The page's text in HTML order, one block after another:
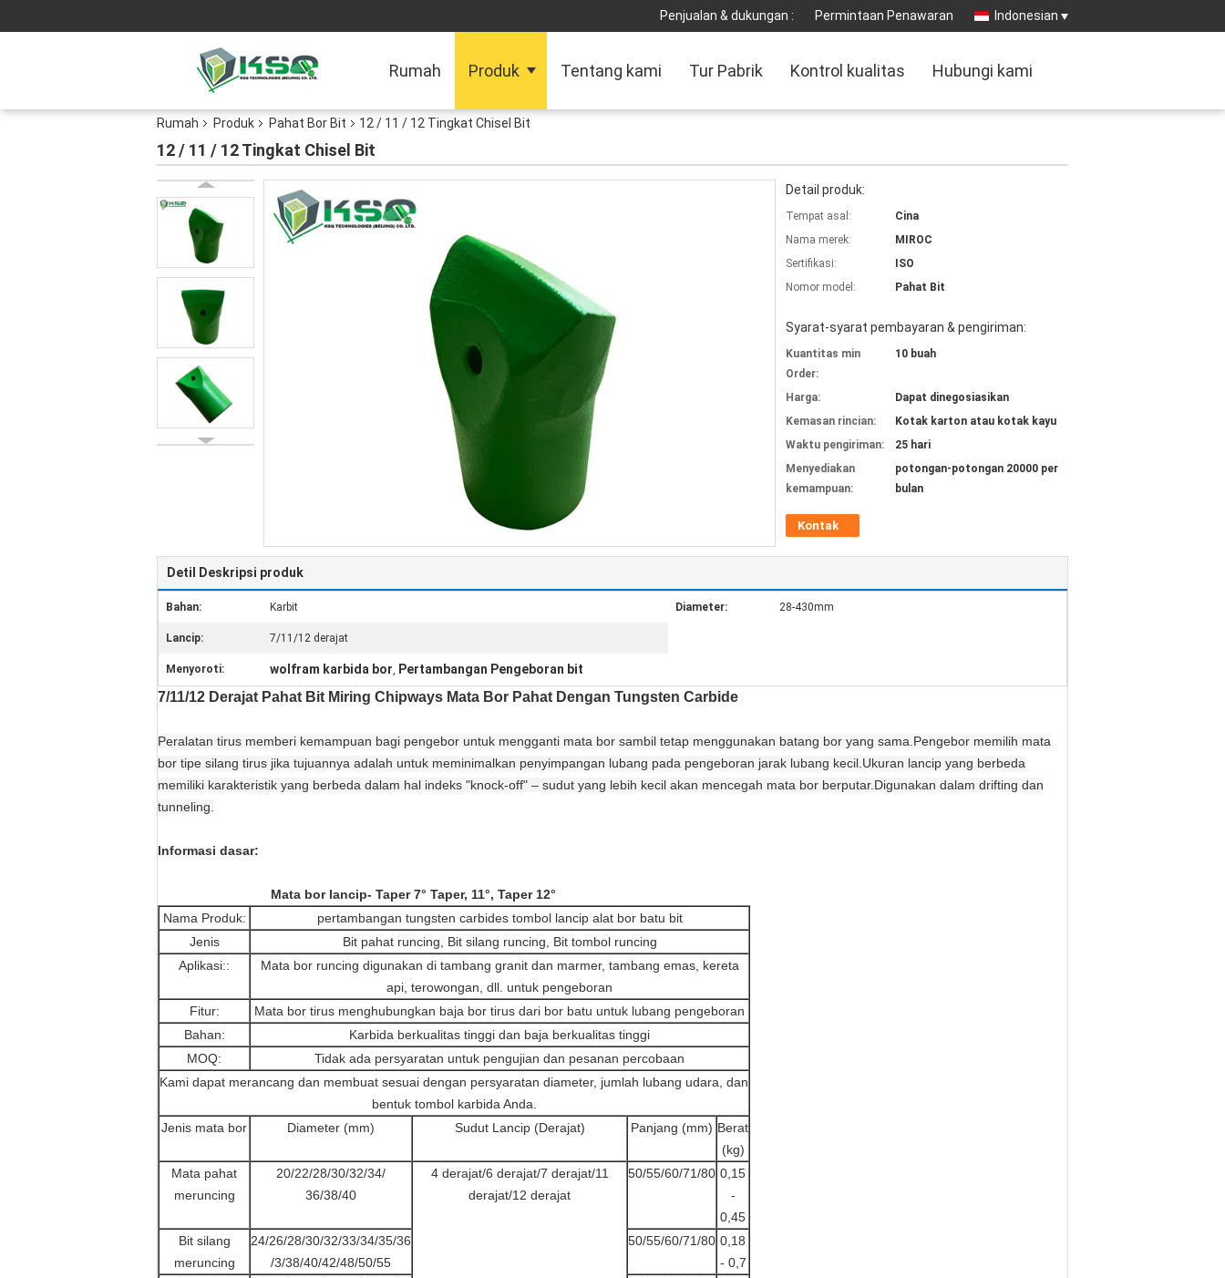
Penjualan & dukungan : Permintaan Penawaran Indonesian
Rumah Produk Tentang kami Tur Pabrik Kontrol kualitas Hubungi kami
Rumah Produk Pahat Bor Bit 12 / 11 / 12 Tingkat Chisel Bit
12 / 11 / 12 Tingkat Chisel Bit
Detail produk:
Tempat asal:
Cina
Nama merek:
MIROC
Sertifikasi:
ISO
Nomor model:
Pahat Bit
Syarat-syarat pembayaran & pengiriman:
Kuantitas min
Order:
10 buah
Harga:
Dapat dinegosiasikan
Kemasan rincian:
Kotak karton atau kotak kayu
Waktu pengiriman:
25 hari
Menyediakan
kemampuan:
potongan-potongan 20000 per
bulan
Kontak
Detil Deskripsi produk
Bahan: Karbit Diameter: 28-430mm
Lancip: 7/11/12 derajat
Menyoroti: wolfram karbida bor, Pertambangan Pengeboran bit
7/11/12 Derajat Pahat Bit Miring Chipways Mata Bor Pahat Dengan Tungsten Carbide
Peralatan tirus memberi kemampuan bagi pengebor untuk mengganti mata bor sambil tetap menggunakan batang bor yang sama.Pengebor memilih mata
bor tipe silang tirus jika tujuannya adalah untuk meminimalkan penyimpangan lubang pada pengeboran jarak lubang kecil.Ukuran lancip yang berbeda
memiliki karakteristik yang berbeda dalam hal indeks "knock-off" – sudut yang lebih kecil akan mencegah mata bor berputar.Digunakan dalam drifting dan
tunneling.
Informasi dasar:
Mata bor lancip- Taper 7° Taper, 11°, Taper 12°
Nama Produk:
pertambangan tungsten carbides tombol lancip alat bor batu bit
Jenis
Bit pahat runcing, Bit silang runcing, Bit tombol runcing
Aplikasi::
Mata bor runcing digunakan di tambang granit dan marmer, tambang emas, kereta
api, terowongan, dll. untuk pengeboran
Fitur:
Mata bor tirus menghubungkan baja bor tirus dari bor batu untuk lubang pengeboran
Bahan:
Karbida berkualitas tinggi dan baja berkualitas tinggi
MOQ:
Tidak ada persyaratan untuk pengujian dan pesanan percobaan
Kami dapat merancang dan membuat sesuai dengan persyaratan diameter, jumlah lubang udara, dan
bentuk tombol karbida Anda.
Jenis mata bor
Diameter (mm) Sudut Lancip (Derajat) Panjang (mm) Berat
(kg)
Mata pahat
meruncing
20/22/28/30/32/34/
36/38/40
4 derajat/6 derajat/7 derajat/11
derajat/12 derajat
50/55/60/71/80 0,15
-
0,45
Bit silang
meruncing
24/26/28/30/32/33/34/35/36
/3/38/40/42/48/50/55
50/55/60/71/80 0,18
- 0,7